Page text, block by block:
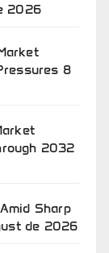
2026
8
2032
Sharp
de 2026